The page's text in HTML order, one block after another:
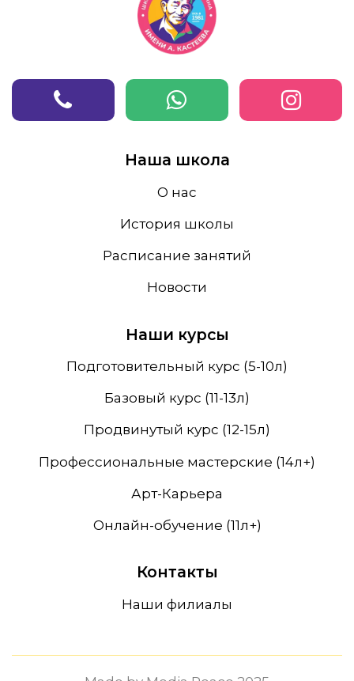
Наша школа
О нас
История школы
Расписание занятий
Новости
Наши курсы
Подготовительный курс (5-10л)
Базовый курс (11-13л)
Продвинутый курс (12-15л)
Профессиональные мастерские (14л+)
Арт-Карьера
Онлайн-обучение (11л+)
Контакты
Наши филиалы